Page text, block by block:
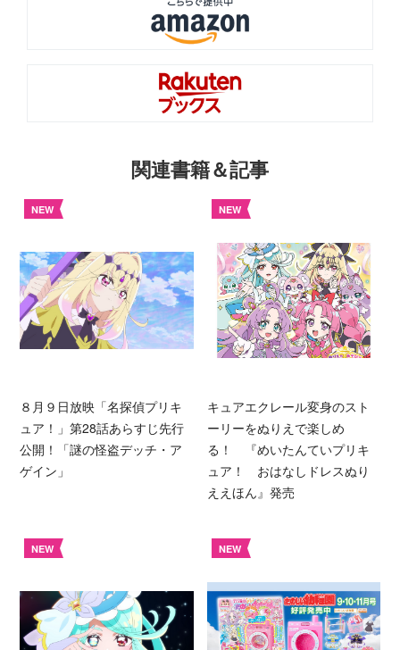
関連書籍＆記事
NEW
８月９日放映「名探偵プリキ
ュア！」第28話あらすじ先行
公開！「謎の怪盗デッチ・ア
ゲイン」
NEW
キュアエクレール変身のスト
ーリーをぬりえで楽しめ
る！ 『めいたんていプリキ
ュア！ おはなしドレスぬり
ええほん』発売
NEW NEW